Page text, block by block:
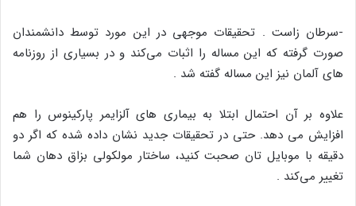
-سرطان زاست . تحقیقات موجهی در این مورد توسط دانشمندان
صورت گرفته که این مساله را اثبات می‌کند و در بسیاری از روزنامه
های آلمان نیز این مساله گفته شد .
علاوه بر آن احتمال ابتلا به بیماری های آلزایمر پارکینوس را هم
افزایش می دهد. حتی در تحقیقات جدید نشان داده شده که اگر دو
دقیقه با موبایل تان صحبت کنید، ساختار مولکولی بزاق دهان شما
تغییر می‌کند .